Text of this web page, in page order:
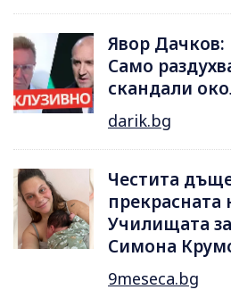
Явор Дачков:
Само
скандали
darik.bg
Честита
прекрасната
Училищата
Симона
9meseca.bg